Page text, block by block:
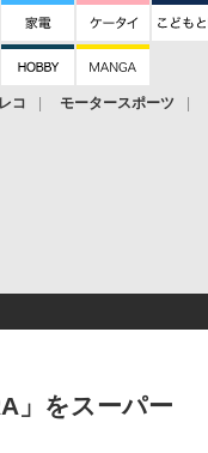
コ モータースポーツ
」をスーパー